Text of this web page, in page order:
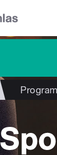
Program